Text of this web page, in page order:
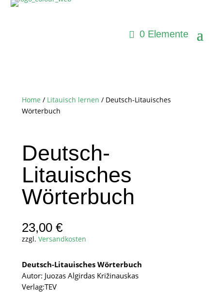
0 Elemente
Home / Litauisch lernen / Deutsch-Litauisches
Wörterbuch
Deutsch-
Litauisches
Wörterbuch
23,00 €
zzgl. Versandkosten
Deutsch-Litauisches Wörterbuch
Autor: Juozas Algirdas Križinauskas
Verlag:TEV